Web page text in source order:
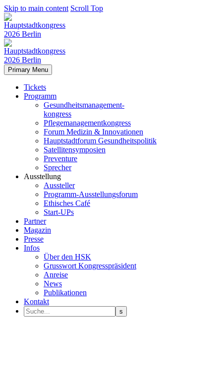
Skip to main content Scroll Top
Primary Menu
Tickets
Programm
Gesundheitsmanagement-
kongress
Pflegemanagementkongress
Forum Medizin & Innovationen
Hauptstadtforum Gesundheitspolitik
Satellitensymposien
Preventure
Sprecher
Ausstellung
Aussteller
Programm-Ausstellungsforum
Ethisches Café
Start-UPs
Partner
Magazin
Presse
Infos
Über den HSK
Grusswort Kongresspräsident
Anreise
News
Publikationen
Kontakt